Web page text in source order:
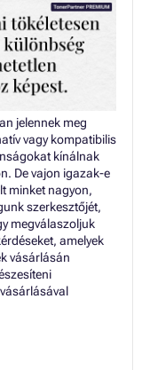
jelennek meg
vagy kompatibilis
kínálnak
De vajon igazak-e
minket nagyon,
szerkesztőjét,
megválaszoljuk
amelyek
vásárlásán